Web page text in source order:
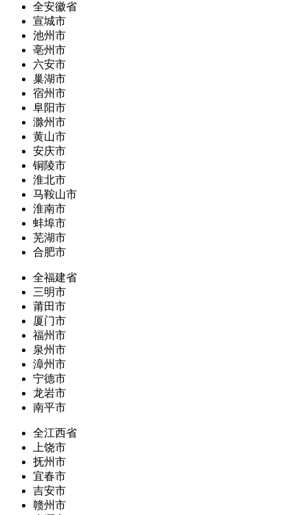
全安徽省
宣城市
池州市
亳州市
六安市
巢湖市
宿州市
阜阳市
滁州市
黄山市
安庆市
铜陵市
淮北市
马鞍山市
淮南市
蚌埠市
芜湖市
合肥市
全福建省
三明市
莆田市
厦门市
福州市
泉州市
漳州市
宁德市
龙岩市
南平市
全江西省
上饶市
抚州市
宜春市
吉安市
赣州市